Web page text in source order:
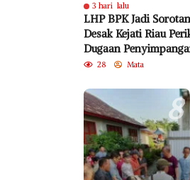
3 hari lalu
LHP BPK Jadi
Desak Kejati Riau
Dugaan
Program Bedelau BRK
28 Mata
8